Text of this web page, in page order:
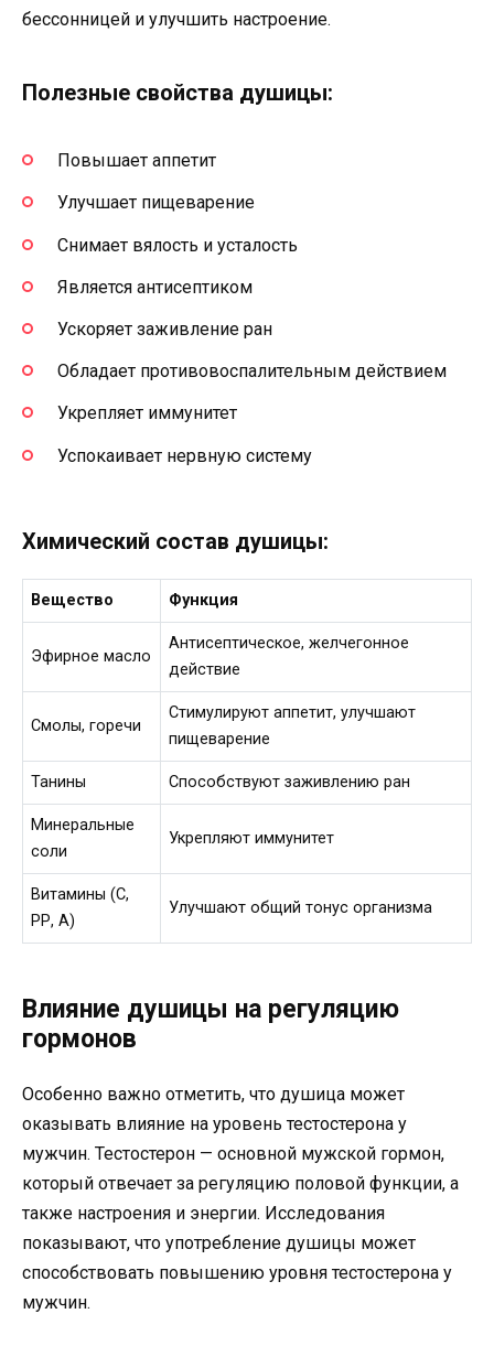
бессонницей и улучшить настроение.
Полезные свойства душицы:
Повышает аппетит
Улучшает пищеварение
Снимает вялость и усталость
Является антисептиком
Ускоряет заживление ран
Обладает противовоспалительным действием
Укрепляет иммунитет
Успокаивает нервную систему
Химический состав душицы:
Вещество Функция
Эфирное масло
Антисептическое, желчегонное
действие
Смолы, горечи
Стимулируют аппетит, улучшают
пищеварение
Танины Способствуют заживлению ран
Минеральные
соли
Укрепляют иммунитет
Витамины (С,
РР, А)
Улучшают общий тонус организма
Влияние душицы на регуляцию
гормонов
Особенно важно отметить, что душица может
оказывать влияние на уровень тестостерона у
мужчин. Тестостерон — основной мужской гормон,
который отвечает за регуляцию половой функции, а
также настроения и энергии. Исследования
показывают, что употребление душицы может
способствовать повышению уровня тестостерона у
мужчин.